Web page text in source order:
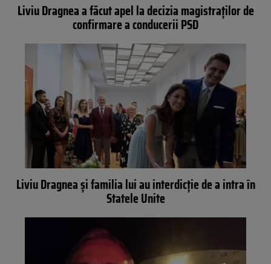
Liviu Dragnea a făcut apel la decizia magistraţilor de
confirmare a conducerii PSD
Liviu Dragnea și familia lui au interdicție de a intra în
Statele Unite